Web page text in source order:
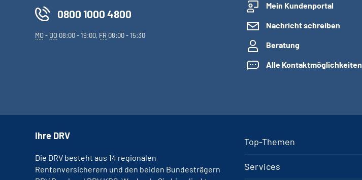
0800 1000 4800
MO- DO 08:00 - 19:00, FR 08:00 - 15:30
Mein Kundenportal
Nachricht schreiben
Beratung
Alle Kontaktmöglichkeiten
Top-Themen
Services
Ihre DRV
Die DRV besteht aus 14 regionalen
Rentenversicherern und den beiden Bundesträgern